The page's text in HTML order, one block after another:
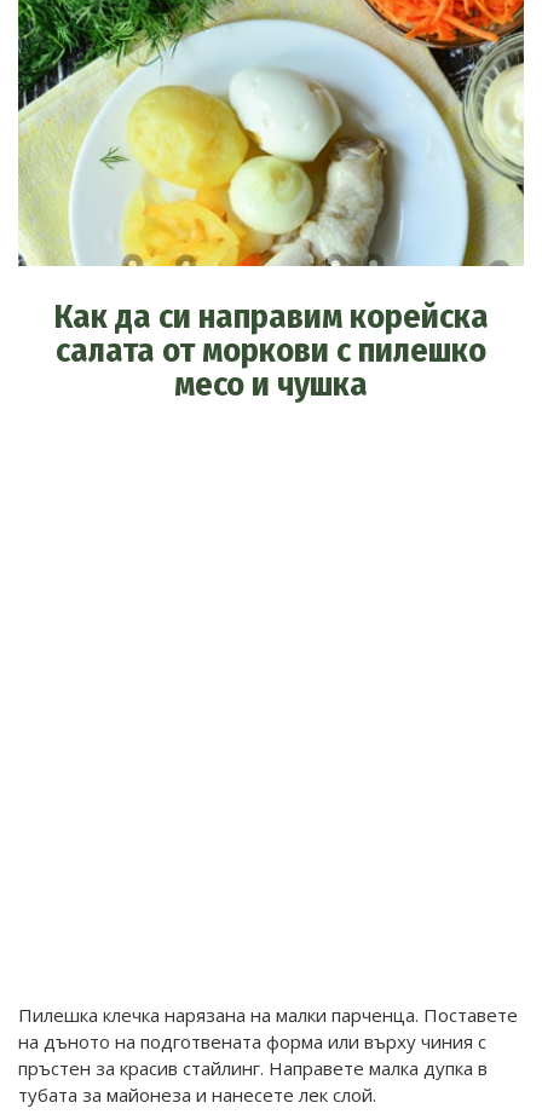
Как да си направим корейска
салата от моркови с пилешко
месо и чушка
Пилешка клечка нарязана на малки парченца. Поставете
на дъното на подготвената форма или върху чиния с
пръстен за красив стайлинг. Направете малка дупка в
тубата за майонеза и нанесете лек слой.